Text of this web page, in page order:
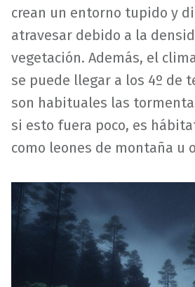
crean un entorno tupido y
atravesar debido a la
vegetación. Además, el
se puede llegar a los 4º de
son habituales las
si esto fuera poco, es
como leones de montaña u